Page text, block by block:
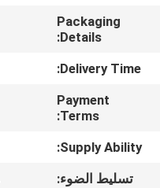
الجودة
أخبار
Packaging
Details:
Delivery Time:
Payment
Terms:
Supply Ability:
تسليط الضوء: